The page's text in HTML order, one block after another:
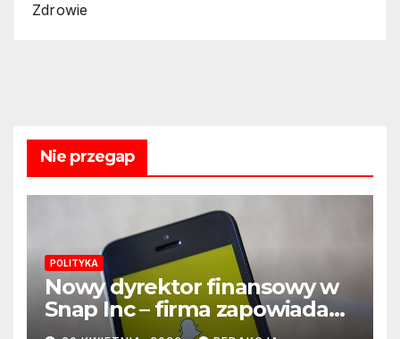
Zdrowie
Nie przegap
POLITYKA
Nowy dyrektor finansowy w
Snap Inc – firma zapowiada
zmianę na kluczowym